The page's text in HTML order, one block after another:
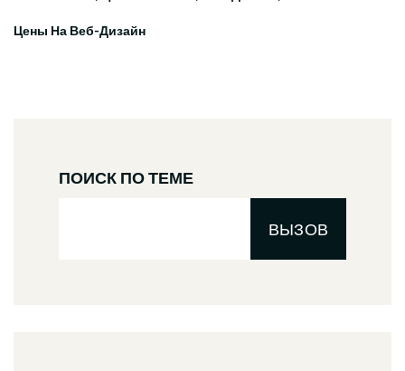
Цены На Веб-Дизайн
ПОИСК ПО ТЕМЕ
ВЫЗОВ